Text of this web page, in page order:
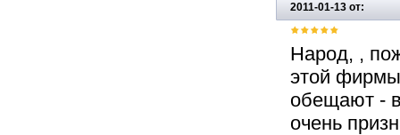
2011-01-13 от:
Народ, ,
этой
обещают -
очень